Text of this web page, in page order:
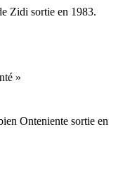
Zidi sortie en 1983.
»
Onteniente sortie en